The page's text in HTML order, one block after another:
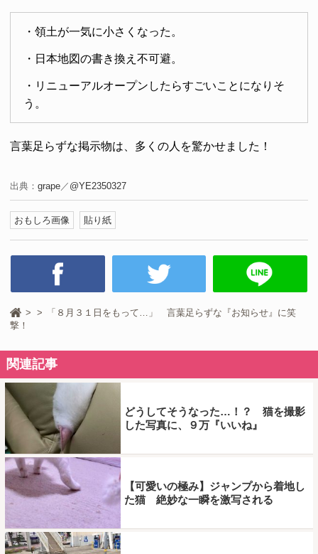
・領土が一気に小さくなった。
・日本地図の書き換え不可避。
・リニューアルオープンしたらすごいことになりそ
う。
言葉足らずな掲示物は、多くの人を驚かせました！
出典： grape ／ @YE2350327
おもしろ画像 貼り紙
「８月３１日をもって…」 言葉足らずな『お知らせ』に笑
撃！
関連記事
どうしてそうなった…！？ 猫を撮影
した写真に、９万『いいね』
【可愛いの極み】ジャンプから着地し
た猫 絶妙な一瞬を激写される